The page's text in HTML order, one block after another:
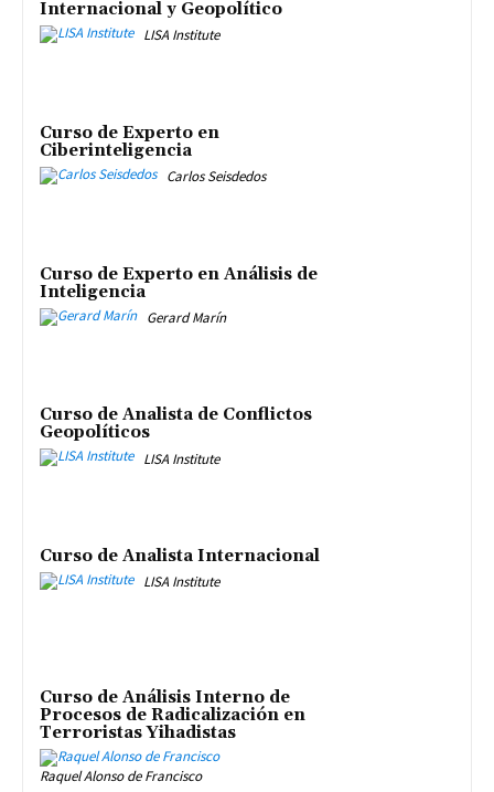
Internacional y Geopolítico
LISA Institute
Curso de Experto en
Ciberinteligencia
Carlos Seisdedos
Curso de Experto en Análisis de
Inteligencia
Gerard Marín
Curso de Analista de Conflictos
Geopolíticos
LISA Institute
Curso de Analista Internacional
LISA Institute
Curso de Análisis Interno de
Procesos de Radicalización en
Terroristas Yihadistas
Raquel Alonso de Francisco